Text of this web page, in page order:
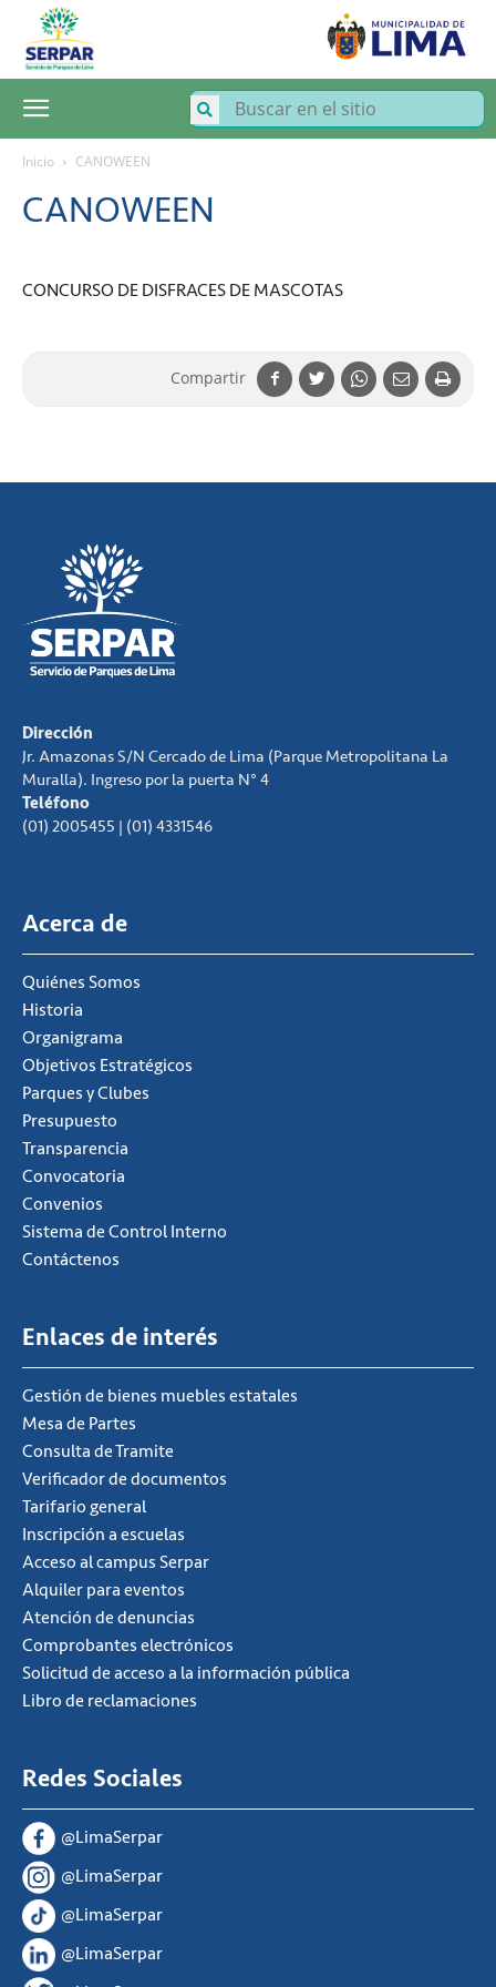
SERPAR
Servicio
de
Parques
Inicio CANOWEEN
CANOWEEN
CONCURSO DE DISFRACES DE MASCOTAS
Compartir
Dirección
Jr. Amazonas S/N Cercado de Lima (Parque Metropolitana La
Muralla). Ingreso por la puerta N° 4
Teléfono
(01) 2005455 | (01) 4331546
Acerca de
Quiénes Somos
Historia
Organigrama
Objetivos Estratégicos
Parques y Clubes
Presupuesto
Transparencia
Convocatoria
Convenios
Sistema de Control Interno
Contáctenos
Enlaces de interés
Gestión de bienes muebles estatales
Mesa de Partes
Consulta de Tramite
Verificador de documentos
Tarifario general
Inscripción a escuelas
Acceso al campus Serpar
Alquiler para eventos
Atención de denuncias
Comprobantes electrónicos
Solicitud de acceso a la información pública
Libro de reclamaciones
Redes Sociales
@LimaSerpar
@LimaSerpar
@LimaSerpar
@LimaSerpar